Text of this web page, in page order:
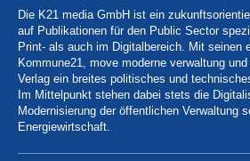
Die K21 media GmbH ist ein
auf Publikationen für den Public Sector
Print- als auch im Digitalbereich. Mit seinen
Kommune21, move moderne verwaltung
Verlag ein breites politisches und
Im Mittelpunkt stehen dabei stets die
Modernisierung der öffentlichen Verwaltung
Energiewirtschaft.